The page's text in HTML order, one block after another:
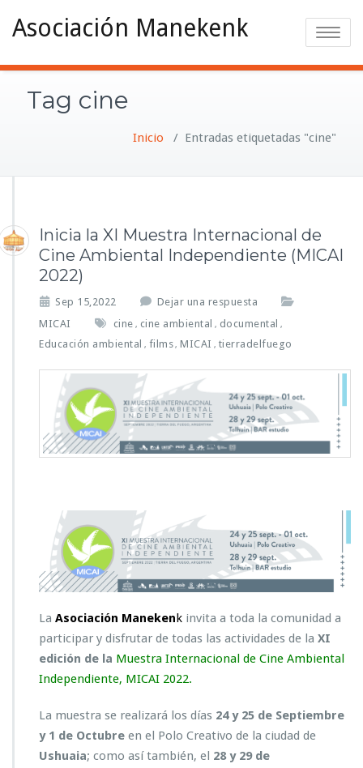
Asociación Manekenk Toggle
Tag cine
Inicio / Entradas etiquetadas "cine"
Inicia la XI Muestra Internacional de
Cine Ambiental Independiente (MICAI
2022)
Sep 15,2022
Dejar una respuesta
MICAI
cine , cine ambiental , documental ,
Educación ambiental , films, MICAI , tierradelfuego
La Asociación Manekenk invita a toda la comunidad a
participar y disfrutar de todas las actividades de la XI
edición de la Muestra Internacional de Cine Ambiental
Independiente, MICAI 2022.
La muestra se realizará los días 24 y 25 de Septiembre
y 1 de Octubre en el Polo Creativo de la ciudad de
Ushuaia; como así también, el 28 y 29 de